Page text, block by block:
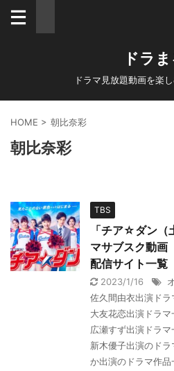
ドラ
ドラマ見放題動画を楽
HOME > 朝比奈彩
朝比奈彩
TBS
「チア☆ダン（
マサブスク動画
配信サイト一覧
2023/1/16
佐久間由衣出演ドラ
大友花恋出演ドラマ
広瀬すず出演ドラマ
新木優子出演のドラ
か出演のドラマ作品